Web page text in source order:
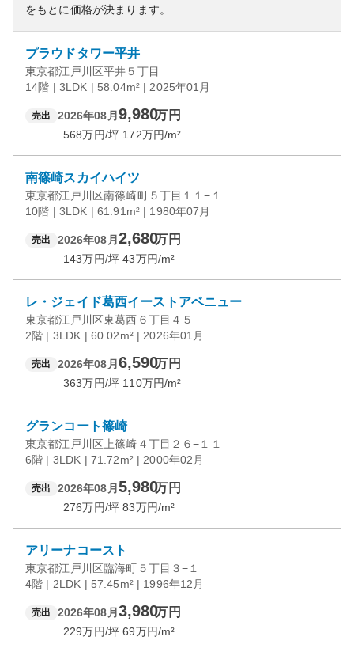
をもとに価格が決まります。
プラウドタワー平井
東京都江戸川区平井５丁目
14階 | 3LDK | 58.04m² | 2025年01月
売出 2026年08月 9,980万円
568万円/坪 172万円/m²
南篠崎スカイハイツ
東京都江戸川区南篠崎町５丁目１１−１
10階 | 3LDK | 61.91m² | 1980年07月
売出 2026年08月 2,680万円
143万円/坪 43万円/m²
レ・ジェイド葛西イーストアベニュー
東京都江戸川区東葛西６丁目４５
2階 | 3LDK | 60.02m² | 2026年01月
売出 2026年08月 6,590万円
363万円/坪 110万円/m²
グランコート篠崎
東京都江戸川区上篠崎４丁目２６−１１
6階 | 3LDK | 71.72m² | 2000年02月
売出 2026年08月 5,980万円
276万円/坪 83万円/m²
アリーナコースト
東京都江戸川区臨海町５丁目３−１
4階 | 2LDK | 57.45m² | 1996年12月
売出 2026年08月 3,980万円
229万円/坪 69万円/m²